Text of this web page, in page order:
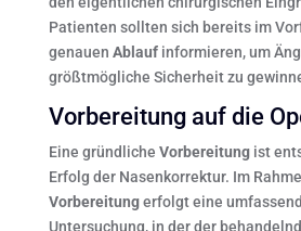
Patienten sollten sich bereits im
genauen Ablaufinformieren, um
größtmögliche Sicherheit zu
Vorbereitung auf die
Eine gründliche Vorbereitungist
Erfolg der Nasenkorrektur. Im
Vorbereitungerfolgt eine
Untersuchung, in der der